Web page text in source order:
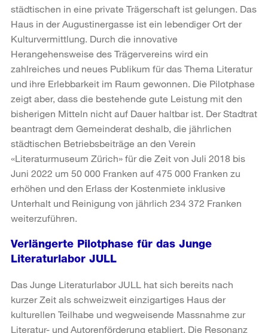
städtischen in eine private Trägerschaft ist gelungen. Das
Haus in der Augustinergasse ist ein lebendiger Ort der
Kulturvermittlung. Durch die innovative
Herangehensweise des Trägervereins wird ein
zahlreiches und neues Publikum für das Thema Literatur
und ihre Erlebbarkeit im Raum gewonnen. Die Pilotphase
zeigt aber, dass die bestehende gute Leistung mit den
bisherigen Mitteln nicht auf Dauer haltbar ist. Der Stadtrat
beantragt dem Gemeinderat deshalb, die jährlichen
städtischen Betriebsbeiträge an den Verein
«Literaturmuseum Zürich» für die Zeit von Juli 2018 bis
Juni 2022 um 50 000 Franken auf 475 000 Franken zu
erhöhen und den Erlass der Kostenmiete inklusive
Unterhalt und Reinigung von jährlich 234 372 Franken
weiterzuführen.
Verlängerte Pilotphase für das Junge
Literaturlabor JULL
Das Junge Literaturlabor JULL hat sich bereits nach
kurzer Zeit als schweizweit einzigartiges Haus der
kulturellen Teilhabe und wegweisende Massnahme zur
Literatur- und Autorenförderung etabliert. Die Resonanz